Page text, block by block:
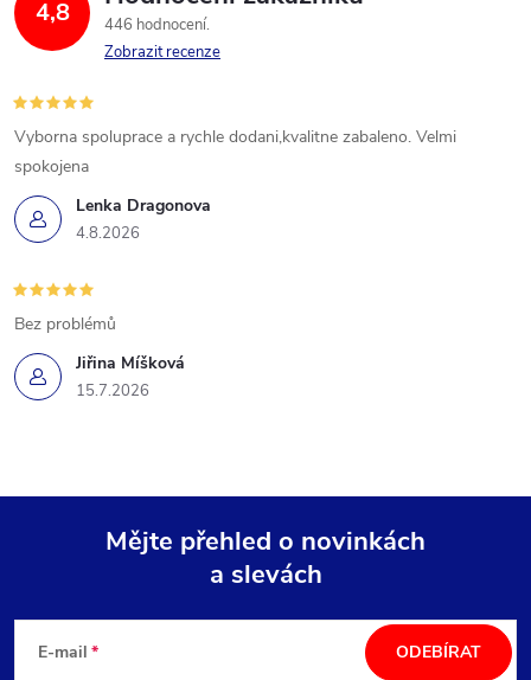
4,8
446 hodnocení
Zobrazit recenze
Lenka Dragonova
4.8.2026
Vyborna spoluprace a rychle dodani,kvalitne zabaleno. Velmi
spokojena
Jiřina Míšková
15.7.2026
Bez problémů
Mějte přehled o novinkách
a slevách
E-mail ODEBÍRAT